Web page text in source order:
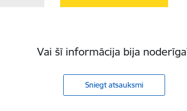
Vai šī informācija bija
Sniegt atsauksmi